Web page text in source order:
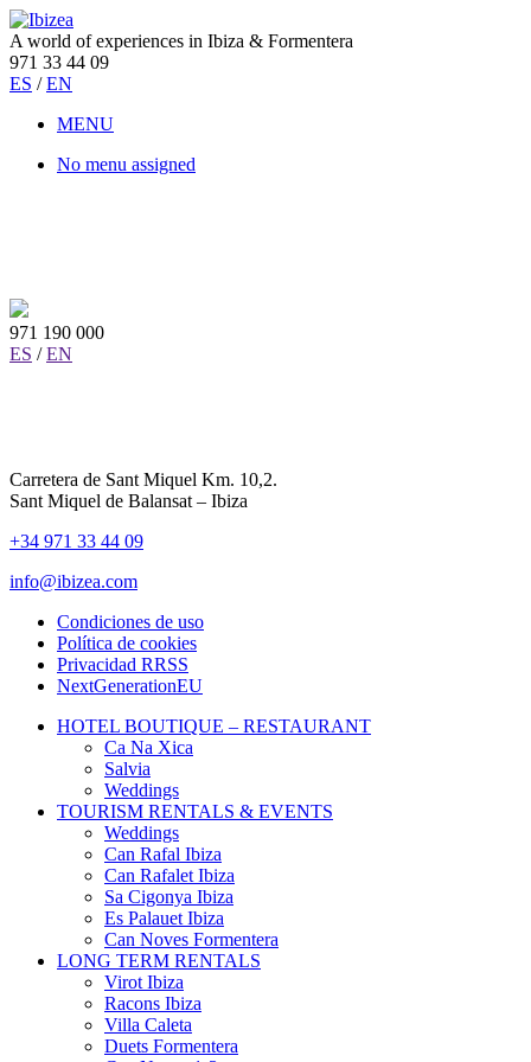
A world of experiences in Ibiza & Formentera
971 33 44 09
ES / EN
MENU
No menu assigned
971 190 000
ES / EN
Carretera de Sant Miquel Km. 10,2.
Sant Miquel de Balansat – Ibiza
+34 971 33 44 09
info@ibizea.com
Condiciones de uso
Política de cookies
Privacidad RRSS
NextGenerationEU
HOTEL BOUTIQUE – RESTAURANT
Ca Na Xica
Salvia
Weddings
TOURISM RENTALS & EVENTS
Weddings
Can Rafal Ibiza
Can Rafalet Ibiza
Sa Cigonya Ibiza
Es Palauet Ibiza
Can Noves Formentera
LONG TERM RENTALS
Virot Ibiza
Racons Ibiza
Villa Caleta
Duets Formentera